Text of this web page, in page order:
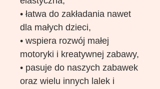
• łatwa do zakładania nawet
dla małych dzieci,
• wspiera rozwój małej
motoryki i kreatywnej zabawy,
• pasuje do naszych zabawek
oraz wielu innych lalek i